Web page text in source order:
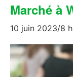
Marché à
10 juin 2023/8